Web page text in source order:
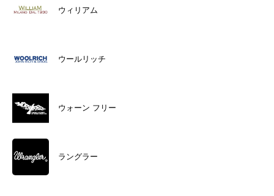
ウィリアム
ウールリッチ
ウォーン フリー
ラングラー